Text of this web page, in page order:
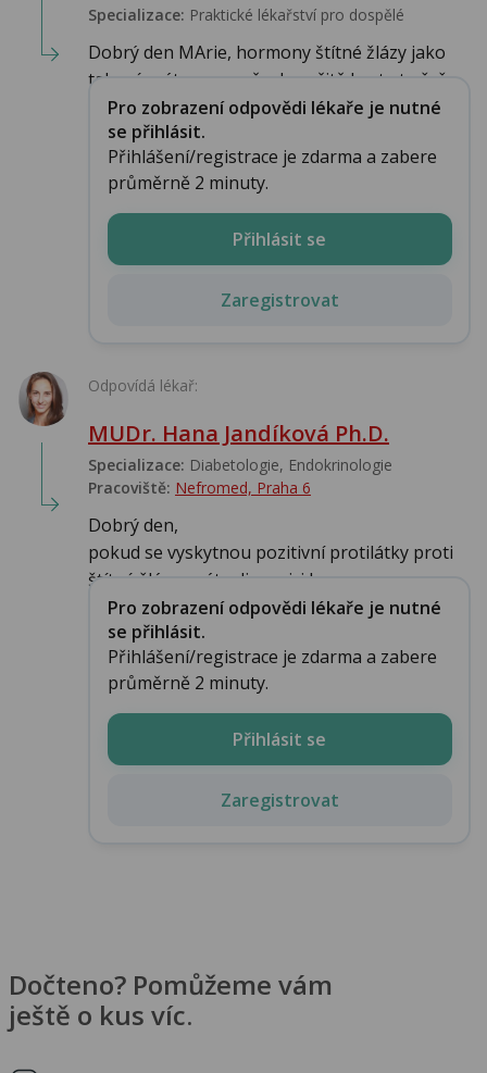
Specializace: Praktické lékařství pro dospělé
Dobrý den MArie, hormony štítné žlázy jako
takové máte v normě, ale určitě byste to řeš...
Pro zobrazení odpovědi lékaře je nutné
se přihlásit.
Přihlášení/registrace je zdarma a zabere
průměrně 2 minuty.
Přihlásit se
Zaregistrovat
Odpovídá lékař:
MUDr. Hana Jandíková Ph.D.
Specializace: Diabetologie, Endokrinologie‎
Pracoviště: Nefromed, Praha 6
Dobrý den,
pokud se vyskytnou pozitivní protilátky proti
štítné žláze, máte dispozici k ro...
Pro zobrazení odpovědi lékaře je nutné
se přihlásit.
Přihlášení/registrace je zdarma a zabere
průměrně 2 minuty.
Přihlásit se
Zaregistrovat
Dočteno? Pomůžeme vám
ještě o kus víc.